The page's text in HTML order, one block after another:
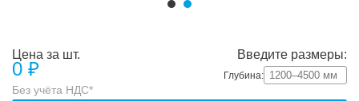
Введите размеры:
Глубина:
Цена за шт.
0 ₽
Без учёта НДС*